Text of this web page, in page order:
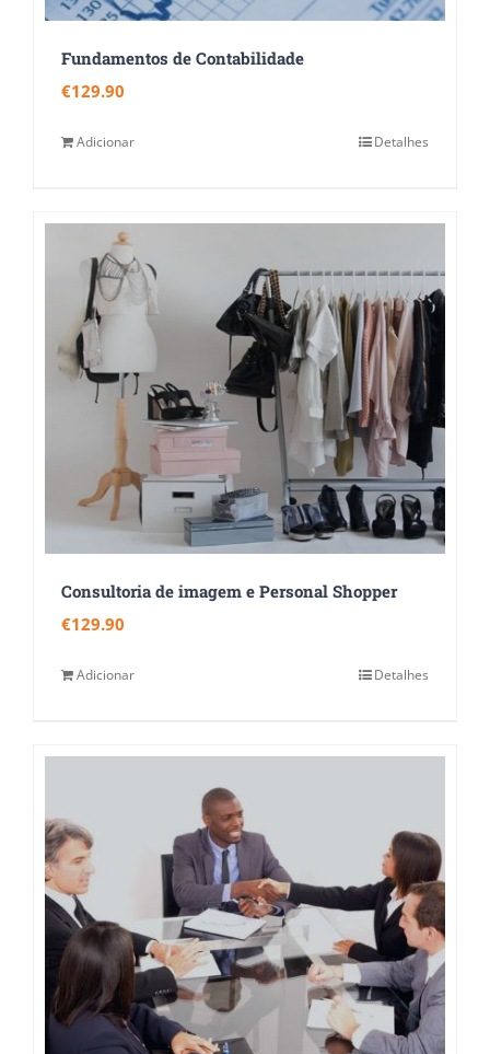
Fundamentos de Contabilidade
€129.90
Adicionar Detalhes
Consultoria de imagem e Personal Shopper
€129.90
Adicionar Detalhes